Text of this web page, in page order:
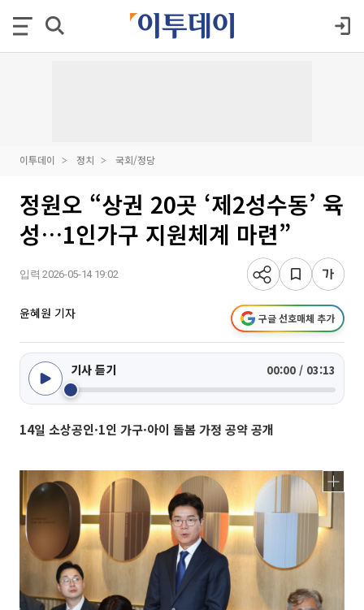
이투데이 정치 국회/정당
정원오 “상권 20곳 ‘제2성수동’ 육
성…1인가구 지원체계 마련”
입력 2026-05-14 19:02
윤혜원 기자 구글 선호매체 추가
기사 듣기 00:00 / 03:13
14일 소상공인·1인 가구·아이 돌봄 가정 공약 공개